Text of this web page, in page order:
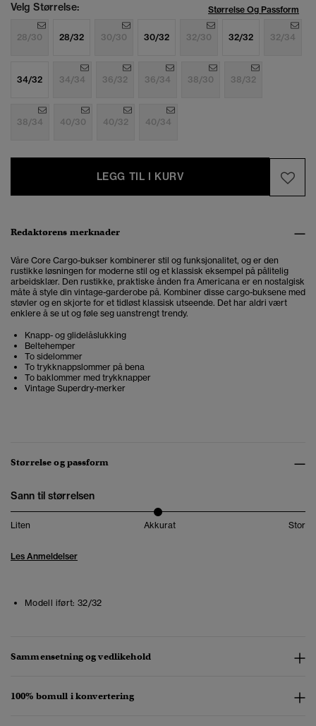
Velg Størrelse: Størrelse Og Passform
28/30 28/32 30/30 30/32 32/30 32/32 32/34
34/32 34/34 36/32 36/34 38/30 38/32
38/34 40/30 40/32 40/34
LEGG TIL I KURV
Redaktørens merknader
Våre Core Cargo-bukser kombinerer stil og funksjonalitet, og er den
rustikke løsningen for moderne stil og et klassisk eksempel på pålitelig
arbeidsklær. Den rustikke, praktiske ånden fra Americana er en nostalgisk
måte å style din vintage-garderobe på. Kombiner disse cargo-buksene med
støvler og en skjorte for et tidløst klassisk utseende. Det har aldri vært
enklere å se ut og føle seg uanstrengt trendy.
Knapp- og glidelåslukking
Beltehemper
To sidelommer
To trykknappslommer på bena
To baklommer med trykknapper
Vintage Superdry-merker
Størrelse og passform
Sann til størrelsen
Liten Akkurat Stor
Les Anmeldelser
Modell iført: 32/32
Sammensetning og vedlikehold
100% bomull i konvertering